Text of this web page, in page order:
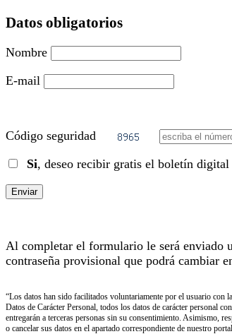
Datos obligatorios
Nombre
E-mail
Código seguridad
Si, deseo recibir gratis el boletín digital
Al completar el formulario le será enviado
contraseña provisional que podrá cambiar
“Los datos han sido facilitados voluntariamente por el usuario con
Datos de Carácter Personal, todos los datos de carácter personal
entregarán a terceras personas sin su consentimiento. Asimismo,
o cancelar sus datos en el apartado correspondiente de nuestro